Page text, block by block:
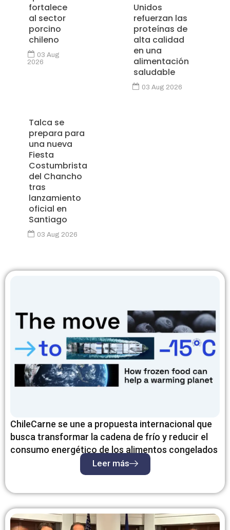
fortalece
al sector
porcino
chileno
2026
Unidos
refuerzan las
proteínas de
alta calidad
en una
alimentación
saludable
03 Aug 2026
Talca se
prepara para
una nueva
Fiesta
Costumbrista
del Chancho
tras
lanzamiento
oficial en
Santiago
03 Aug 2026
ChileCarne se une a propuesta internacional que
busca transformar la cadena de frío y reducir el
consumo energético de los alimentos congelados
Leer más
e
e
e
e
e
e
e
e